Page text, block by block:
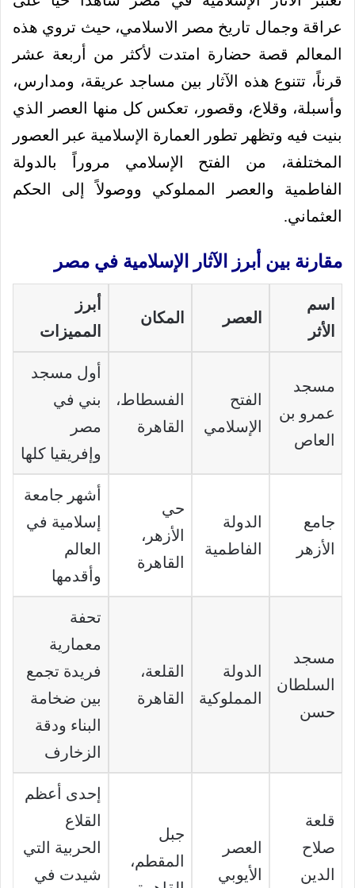
عراقة وجمال تاريخ مصر الاسلامي، حيث تروي هذه
المعالم قصة حضارة امتدت لأكثر من أربعة عشر
قرناً، تتنوع هذه الآثار بين مساجد عريقة، ومدارس،
وأسبلة، وقلاع، وقصور، تعكس كل منها العصر الذي
بنيت فيه وتظهر تطور العمارة الإسلامية عبر العصور
المختلفة، من الفتح الإسلامي مروراً بالدولة
الفاطمية والعصر المملوكي ووصولاً إلى الحكم
العثماني.
مقارنة بين أبرز الآثار الإسلامية في مصر
اسم
الأثر
العصر المكان
أبرز
المميزات
مسجد
عمرو بن
العاص
الفتح
الإسلامي
الفسطاط،
القاهرة
أول مسجد
بني في
مصر
وإفريقيا كلها
جامع
الأزهر
الدولة
الفاطمية
حي
الأزهر،
القاهرة
أشهر جامعة
إسلامية في
العالم
وأقدمها
مسجد
السلطان
حسن
الدولة
المملوكية
القلعة،
القاهرة
تحفة
معمارية
فريدة تجمع
بين ضخامة
البناء ودقة
الزخارف
قلعة
صلاح
الدين
العصر
الأيوبي
جبل
المقطم،
إحدى أعظم
القلاع
الحربية التي
شيدت في